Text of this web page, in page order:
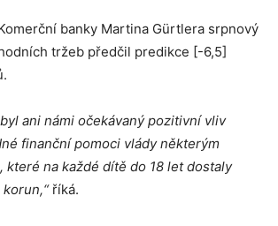
banky Martina Gürtlera srpnový
tržeb předčil predikce [-6,5]
ani námi očekávaný pozitivní vliv
finanční pomoci vlády některým
které na každé dítě do 18 let dostaly
říká.